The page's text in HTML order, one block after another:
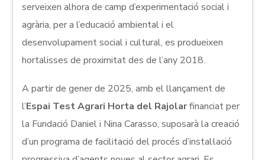
serveixen alhora de camp d’experimentació social i
agrària, per a l’educació ambiental i el
desenvolupament social i cultural, es produeixen
hortalisses de proximitat des de l’any 2018.
A partir de gener de 2025, amb el llançament de
l’Espai Test Agrari Horta del Rajolarfinanciat per
la Fundació Daniel i Nina Carasso, suposarà la creació
d’un programa de facilitació del procés d’instal·lació